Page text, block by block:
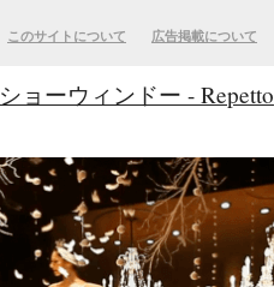
このサイトについて 広告掲載について
ョーウィンドー - Repetto